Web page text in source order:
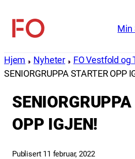
innhold
FO
Min
Hjem Nyheter
FO Vestfold og
SENIORGRUPPA STARTER OPP
OPP IGJEN!
Publisert 11 februar, 2022